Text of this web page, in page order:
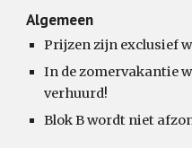
Algemeen
Prijzen zijn exclusief
In de zomervakantie
verhuurd!
Blok B wordt niet